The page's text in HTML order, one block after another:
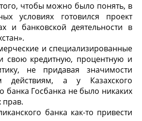
чтобы можно было понять, в
условиях готовился проект
и банковской деятельности в
и специализированные
свою кредитную, процентную и
не придавая значимости
действиям, а у Казахского
банка Госбанка не было никаких
прав.
банка как-то привести